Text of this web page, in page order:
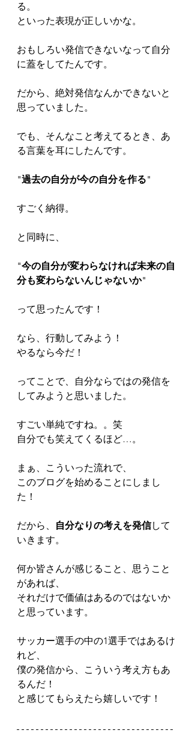
る。
といった表現が正しいかな。
おもしろい発信できないなって自分
に蓋をしてたんです。
だから、絶対発信なんかできないと
思っていました。
でも、そんなこと考えてるとき、あ
る言葉を耳にしたんです。
"過去の自分が今の自分を作る"
すごく納得。
と同時に、
"今の自分が変わらなければ未来の自
分も変わらないんじゃないか"
って思ったんです！
なら、行動してみよう！
やるなら今だ！
ってことで、自分ならではの発信を
してみようと思いました。
すごい単純ですね。。笑
自分でも笑えてくるほど…。
まぁ、こういった流れで、
このブログを始めることにしまし
た！
だから、 自分なりの考えを発信して
いきます。
何か皆さんが感じること、思うこと
があれば、
それだけで価値はあるのではないか
と思っています。
サッカー選手の中の1選手ではあるけ
れど、
僕の発信から、こういう考え方もあ
るんだ！
と感じてもらえたら嬉しいです！